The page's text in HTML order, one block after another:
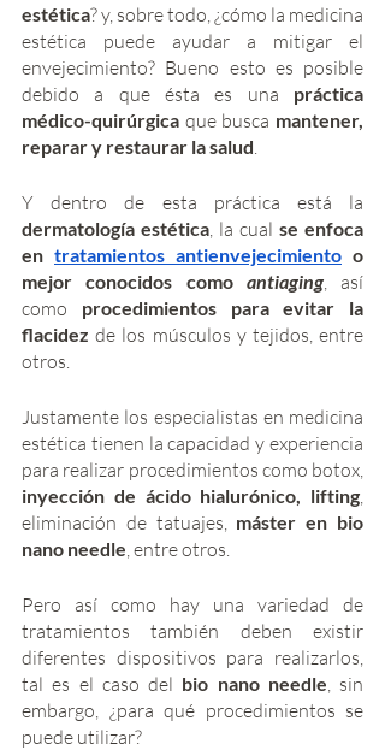
estética? y, sobre todo, ¿cómo la medicina
estética puede ayudar a mitigar el
envejecimiento? Bueno esto es posible
debido a que ésta es una práctica
médico-quirúrgica que busca mantener,
reparar y restaurar la salud
dermatología estética , la cual se enfoca
en tratamientos antienvejecimiento o
mejor conocidos como antiaging, así
como procedimientos para evitar la
flacidez de los músculos y tejidos, entre
otros.
Justamente los especialistas en medicina
estética tienen la capacidad y experiencia
inyección de ácido hialurónico, lifting
eliminación de tatuajes, máster en bio
nano needle , entre otros.
Pero así como hay una variedad de
tratamientos también deben existir
diferentes dispositivos para realizarlos,
tal es el caso del bio nano needle , sin
embargo, ¿para qué procedimientos se
puede utilizar?